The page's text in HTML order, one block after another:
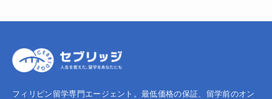
フィリピン留学専門エージェント。最低価格の保証、留学前のオン